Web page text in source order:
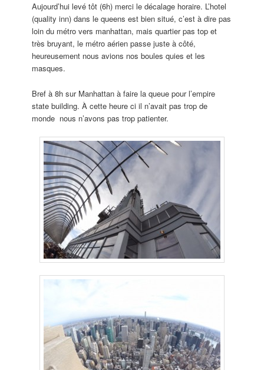
Aujourd’hui levé tôt (6h) merci le décalage horaire. L’hotel
(quality inn) dans le queens est bien situé, c’est à dire pas
loin du métro vers manhattan, mais quartier pas top et
très bruyant, le métro aérien passe juste à côté,
heureusement nous avions nos boules quies et les
masques.
Bref à 8h sur Manhattan à faire la queue pour l’empire
state building. À cette heure ci il n’avait pas trop de
monde nous n’avons pas trop patienter.